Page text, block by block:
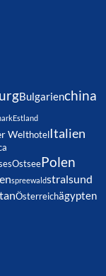
Bulgarienchina
Estland
Welthotel Italien
OstseePolen
spreewaldstralsund
Österreichägypten